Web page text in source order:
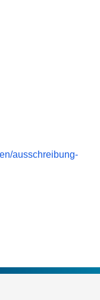
ausschreibung-